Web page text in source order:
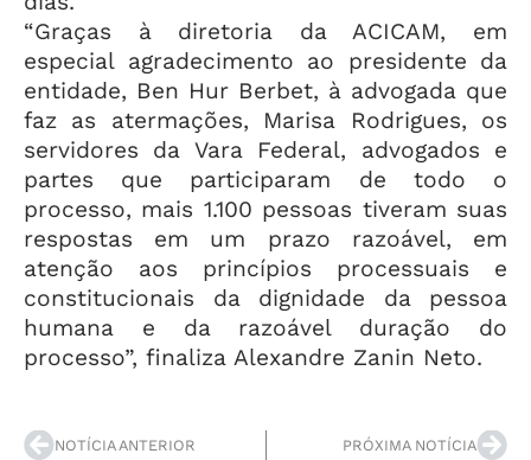
“Graças à diretoria da ACICAM, em
especial agradecimento ao presidente da
entidade, Ben Hur Berbet, à advogada que
faz as atermações, Marisa Rodrigues, os
servidores da Vara Federal, advogados e
partes que participaram de todo o
processo, mais 1.100 pessoas tiveram suas
respostas em um prazo razoável, em
atenção aos princípios processuais e
constitucionais da dignidade da pessoa
humana e da razoável duração do
processo”, finaliza Alexandre Zanin Neto.
NOTÍCIA ANTERIOR PRÓXIMA NOTÍCIA